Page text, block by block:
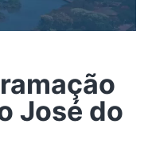
José do